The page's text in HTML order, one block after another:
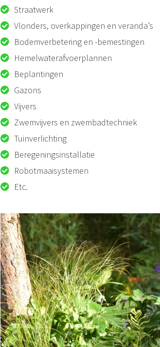
Straatwerk
Vlonders, overkappingen en veranda’s
Bodemverbetering en -bemestingen
Hemelwaterafvoerplannen
Beplantingen
Gazons
Vijvers
Zwemvijvers en zwembadtechniek
Tuinverlichting
Beregeningsinstallatie
Robotmaaisystemen
Etc.